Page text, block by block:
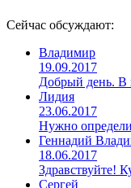
Сейчас обсуждают:
Владимир
19.09.2017
Добрый день. В
Лидия
23.06.2017
Нужно
Геннадий
18.06.2017
Здравствуйте!
Сергей